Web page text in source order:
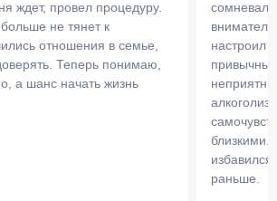
ждет, провел процедуру.
не тянет к
отношения в семье,
Теперь понимаю,
а шанс начать жизнь
настроил
близкими.
избавился
раньше.